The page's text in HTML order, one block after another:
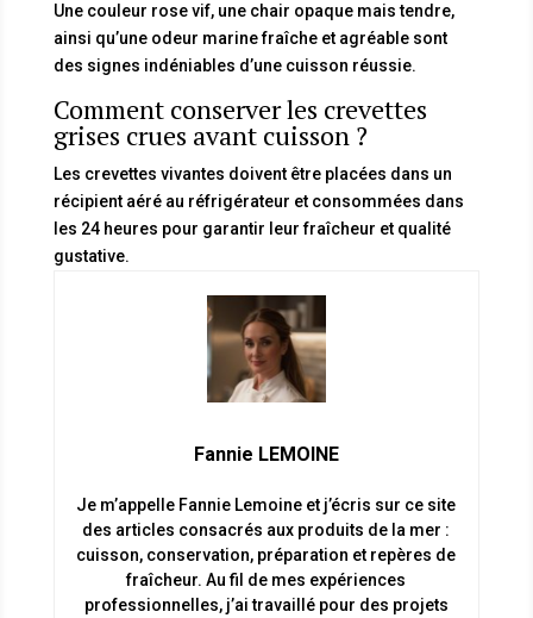
Une couleur rose vif, une chair opaque mais tendre,
ainsi qu’une odeur marine fraîche et agréable sont
des signes indéniables d’une cuisson réussie.
Comment conserver les crevettes
grises crues avant cuisson ?
Les crevettes vivantes doivent être placées dans un
récipient aéré au réfrigérateur et consommées dans
les 24 heures pour garantir leur fraîcheur et qualité
gustative.
Fannie LEMOINE
Je m’appelle Fannie Lemoine et j’écris sur ce site
des articles consacrés aux produits de la mer :
cuisson, conservation, préparation et repères de
fraîcheur. Au fil de mes expériences
professionnelles, j’ai travaillé pour des projets